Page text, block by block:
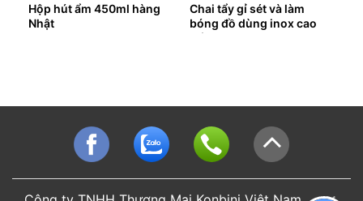
Hộp hút ẩm 450ml hàng
Nhật
Chai tẩy gỉ sét và làm
bóng đồ dùng inox cao
cấp